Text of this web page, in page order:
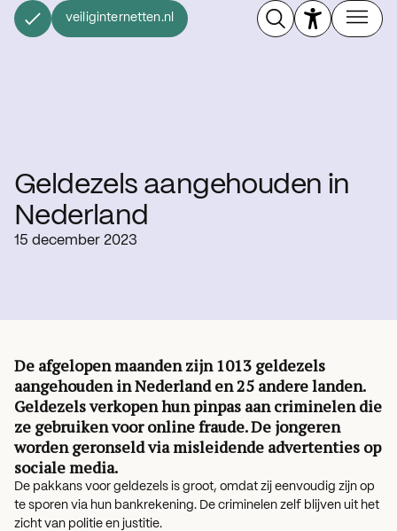
veiliginternetten.nl
Geldezels aangehouden in
Nederland
15 december 2023
De afgelopen maanden zijn 1013 geldezels
aangehouden in Nederland en 25 andere landen.
Geldezels verkopen hun pinpas aan criminelen die
ze gebruiken voor online fraude. De jongeren
worden geronseld via misleidende advertenties op
sociale media.
De pakkans voor geldezels is groot, omdat zij eenvoudig zijn op
te sporen via hun bankrekening. De criminelen zelf blijven uit het
zicht van politie en justitie.